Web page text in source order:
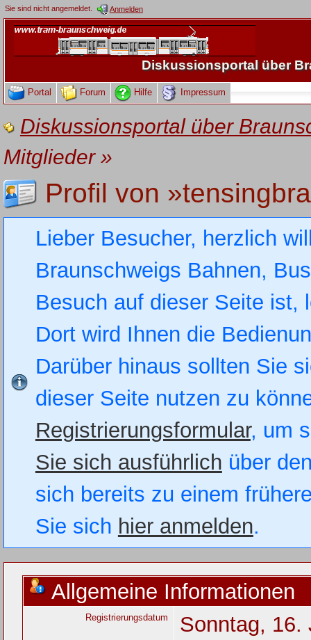
Sie sind nicht angemeldet. Anmelden
Diskussionsportal über
Portal Forum Hilfe Impressum
Diskussionsportal über
Mitglieder»
Profil von
Lieber Besucher, herzlich
Braunschweigs Bahnen,
Besuch auf dieser Seite
Dort wird Ihnen die
Darüber hinaus sollten Sie
dieser Seite nutzen zu
Registrierungsformular, um
Sie sich ausführlich über
sich bereits zu einem
Sie sich hier anmelden.
Allgemeine Informationen
Registrierungsdatum Sonntag, 16.